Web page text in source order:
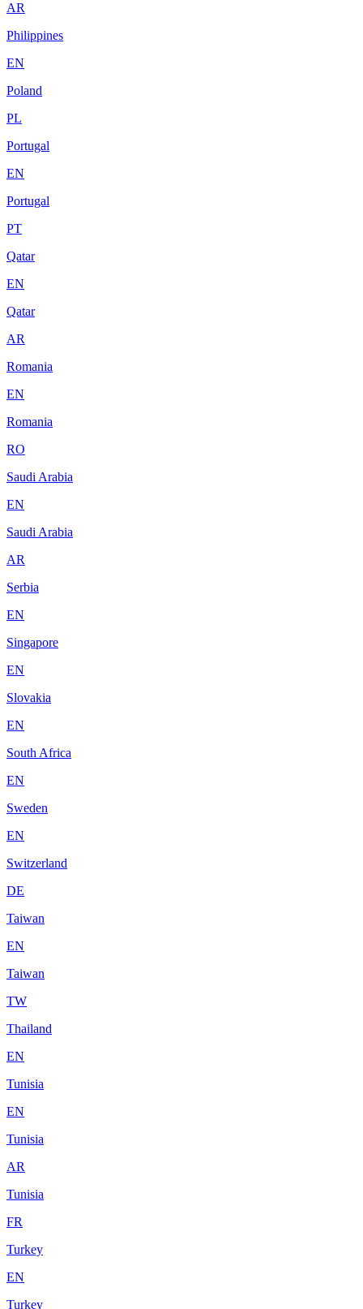
AR
Philippines
EN
Poland
PL
Portugal
EN
Portugal
PT
Qatar
EN
Qatar
AR
Romania
EN
Romania
RO
Saudi Arabia
EN
Saudi Arabia
AR
Serbia
EN
Singapore
EN
Slovakia
EN
South Africa
EN
Sweden
EN
Switzerland
DE
Taiwan
EN
Taiwan
TW
Thailand
EN
Tunisia
EN
Tunisia
AR
Tunisia
FR
Turkey
EN
Turkey